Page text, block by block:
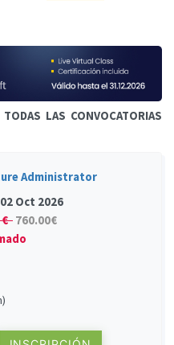
LAS CONVOCATORIAS
Administrator
Oct 2026
€ 760.00€